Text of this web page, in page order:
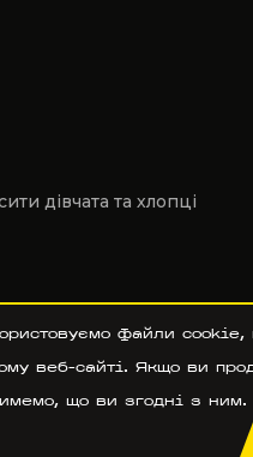
дівчата та хлопці
файли cookie,
веб-сайті. Якщо ви
що ви згодні з ним.